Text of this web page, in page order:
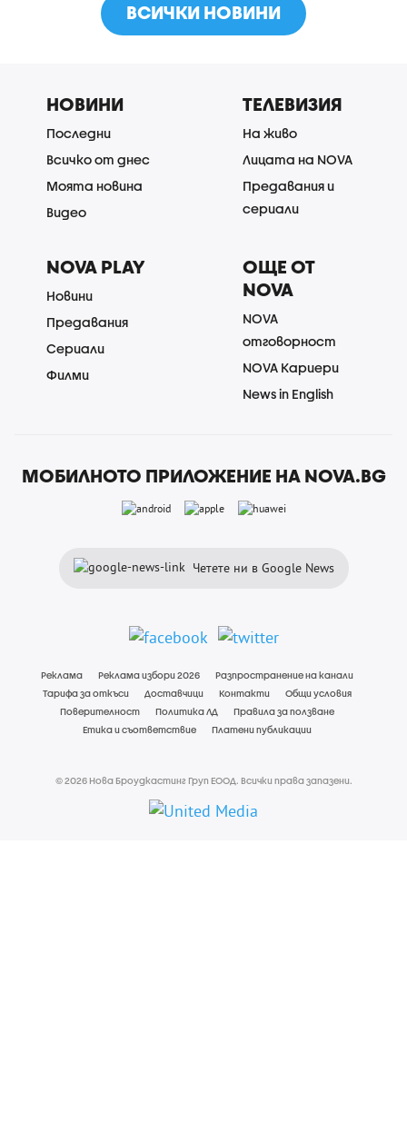
ВСИЧКИ НОВИНИ
НОВИНИ
Последни
Всичко от днес
Моята новина
Видео
ТЕЛЕВИЗИЯ
На живо
Лицата на NOVA
Предавания и
сериали
NOVA PLAY
Новини
Предавания
Сериали
Филми
ОЩЕ ОТ
NOVA
NOVA
отговорност
NOVA Кариери
News in English
МОБИЛНОТО ПРИЛОЖЕНИЕ НА NOVA.BG
Четете ни в Google News
Реклама Реклама избори 2026
Разпространение на канали
Тарифа за откъси
Доставчици Контакти
Общи условия
Поверителност
Политика ЛД
Правила за ползване
Етика и съответствие
Платени публикации
© 2026 Нова Броудкастинг Груп ЕООД. Всички права запазени.